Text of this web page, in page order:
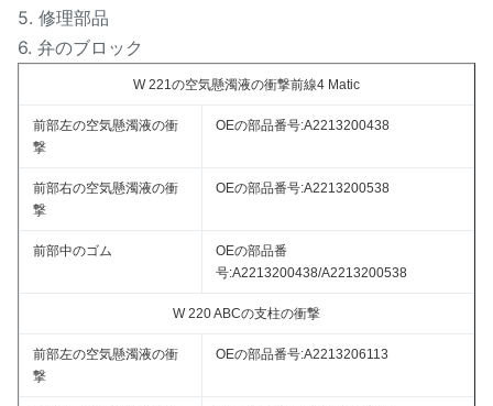
5. 修理部品
6. 弁のブロック
W 221の空気懸濁液の衝撃前線4 Matic
前部左の空気懸濁液の衝
撃
OEの部品番号:A2213200438
前部右の空気懸濁液の衝
撃
OEの部品番号:A2213200538
前部中のゴム
OEの部品番
号:A2213200438/A2213200538
W 220 ABCの支柱の衝撃
前部左の空気懸濁液の衝
撃
OEの部品番号:A2213206113